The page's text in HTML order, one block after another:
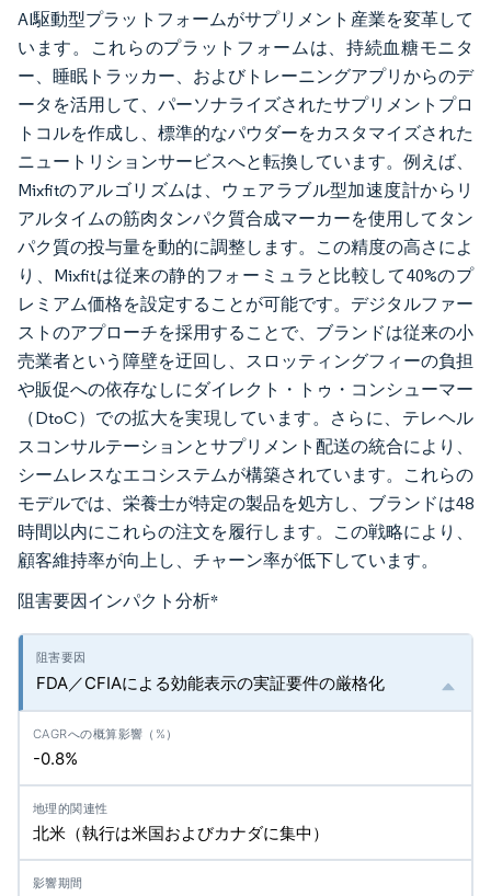
AI駆動型プラットフォームがサプリメント産業を変革して
います。これらのプラットフォームは、持続血糖モニタ
ー、睡眠トラッカー、およびトレーニングアプリからのデ
ータを活用して、パーソナライズされたサプリメントプロ
トコルを作成し、標準的なパウダーをカスタマイズされた
ニュートリションサービスへと転換しています。例えば、
Mixfitのアルゴリズムは、ウェアラブル型加速度計からリ
アルタイムの筋肉タンパク質合成マーカーを使用してタン
パク質の投与量を動的に調整します。この精度の高さによ
り、Mixfitは従来の静的フォーミュラと比較して40%のプ
レミアム価格を設定することが可能です。デジタルファー
ストのアプローチを採用することで、ブランドは従来の小
売業者という障壁を迂回し、スロッティングフィーの負担
や販促への依存なしにダイレクト・トゥ・コンシューマー
（DtoC）での拡大を実現しています。さらに、テレヘル
スコンサルテーションとサプリメント配送の統合により、
シームレスなエコシステムが構築されています。これらの
モデルでは、栄養士が特定の製品を処方し、ブランドは48
時間以内にこれらの注文を履行します。この戦略により、
顧客維持率が向上し、チャーン率が低下しています。
阻害要因インパクト分析*
FDA／CFIAによる効能表示の実証要件の厳格化
-0.8%
北米（執行は米国およびカナダに集中）